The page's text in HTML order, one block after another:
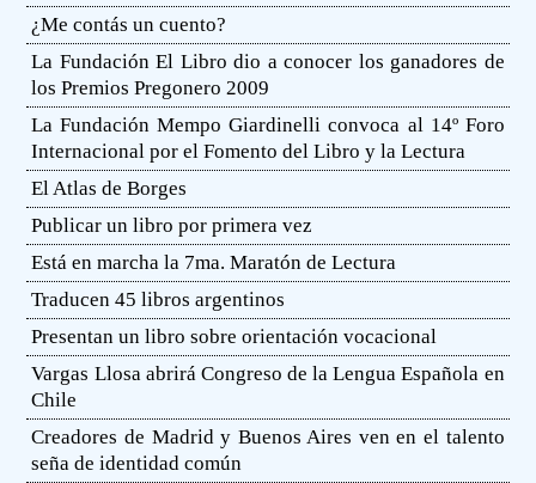
¿Me contás un cuento?
La Fundación El Libro dio a conocer los ganadores de
los Premios Pregonero 2009
La Fundación Mempo Giardinelli convoca al 14º Foro
Internacional por el Fomento del Libro y la Lectura
El Atlas de Borges
Publicar un libro por primera vez
Está en marcha la 7ma. Maratón de Lectura
Traducen 45 libros argentinos
Presentan un libro sobre orientación vocacional
Vargas Llosa abrirá Congreso de la Lengua Española en
Chile
Creadores de Madrid y Buenos Aires ven en el talento
seña de identidad común